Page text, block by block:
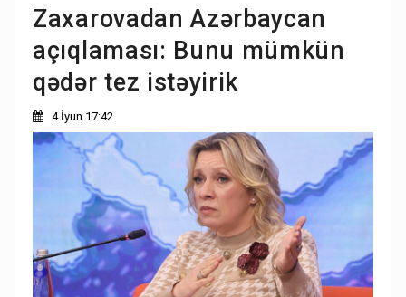
Zaxarovadan Azərbaycan
açıqlaması: Bunu mümkün
qədər tez istəyirik
4 İyun 17:42